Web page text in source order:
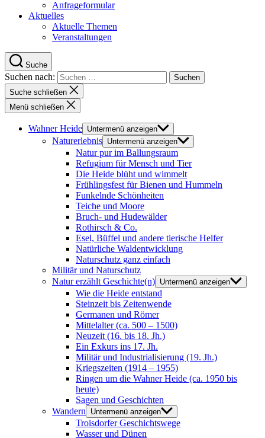
Anfrageformular
Aktuelles
Aktuelle Themen
Veranstaltungen
Suche
Suchen nach:
Suche schließen
Menü schließen
Wahner Heide Untermenü anzeigen
Naturerlebnis Untermenü anzeigen
Natur pur im Ballungsraum
Refugium für Mensch und Tier
Die Heide blüht und wimmelt
Frühlingsfest für Bienen und Hummeln
Funkelnde Schönheiten
Teiche und Moore
Bruch- und Hudewälder
Rothirsch & Co.
Esel, Büffel und andere tierische Helfer
Natürliche Waldentwicklung
Naturschutz ganz einfach
Militär und Naturschutz
Natur erzählt Geschichte(n) Untermenü anzeigen
Wie die Heide entstand
Steinzeit bis Zeitenwende
Germanen und Römer
Mittelalter (ca. 500 – 1500)
Neuzeit (16. bis 18. Jh.)
Ein Exkurs ins 17. Jh.
Militär und Industrialisierung (19. Jh.)
Kriegszeiten (1914 – 1955)
Ringen um die Wahner Heide (ca. 1950 bis
heute)
Sagen und Geschichten
Wandern
Untermenü anzeigen
Troisdorfer Geschichtswege
Wasser und Dünen